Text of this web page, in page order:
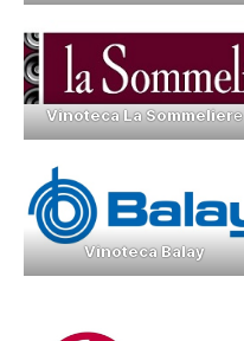
Vinoteca La Sommeliere
Vinoteca Balay